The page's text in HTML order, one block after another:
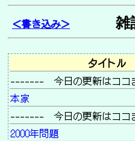
＜書き込み＞ 雑
タイトル
-------　今日の更新はコ
本
-------　今日の更新はコ
2000年